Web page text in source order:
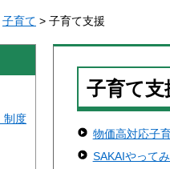
子育て > 子育て支援
制度
子育て支
物価高対応子
SAKAIやって